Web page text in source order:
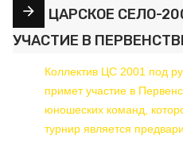
ЦАРСКОЕ СЕЛО-
УЧАСТИЕ В
Коллектив ЦС 2001 под
примет участие в
юношеских команд,
турнир является